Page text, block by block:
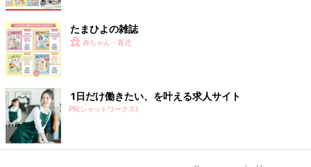
あります。
※榊原洋一先生は2025年3月にご逝去されました。ご冥福をお祈
りいたします。
たまひよの雑誌
赤ちゃん・育児
1日だけ働きたい、を叶える求人サイト
PR(ショットワークス)